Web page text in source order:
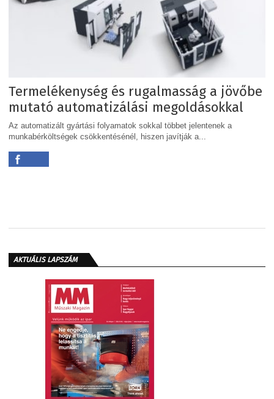
Termelékenység és rugalmasság a jövőbe
mutató automatizálási megoldásokkal
Az automatizált gyártási folyamatok sokkal többet jelentenek a
munkabérköltségek csökkentésénél, hiszen javítják a...
AKTUÁLIS LAPSZÁM